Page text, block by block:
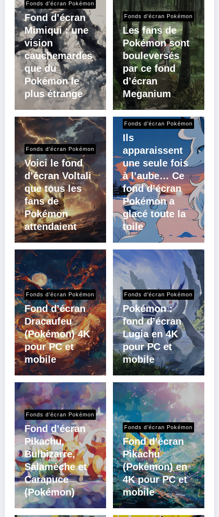
Fonds d’écran Pokémon
Fond d’écran
Mimiqui : une
vision
cauchemardes
que du
Pokémon le
plus étrange
Fonds d’écran Pokémon
Les fans de
Pokémon sont
bouleversés
par ce fond
d’écran
Meganium
Fonds d’écran Pokémon
Voici le fond
d’écran Voltali
que tous les
fans de
Pokémon
attendaient
Fonds d’écran Pokémon
Ils
apparaissent
une seule fois
à l’aube… Ce
fond d’écran
Pokémon a
glacé toute la
toile
Fonds d’écran Pokémon
Fond d’écran
Dracaufeu
(Pokémon) 4K
pour PC et
mobile
Fonds d’écran Pokémon
Pokémon :
fond d’écran
Lugia en 4K
pour PC et
mobile
Fonds d’écran Pokémon
Fond d’écran
Pikachu,
Bulbizarre,
Salamèche et
Carapuce
(Pokémon)
Fonds d’écran Pokémon
Fond d’écran
Pikachu
(Pokémon) en
4K pour PC et
mobile